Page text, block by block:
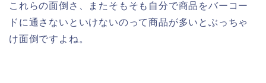
これらの面倒さ、またそもそも自分で商品をバーコー
ドに通さないといけないのって商品が多いとぶっちゃ
け面倒ですよね。